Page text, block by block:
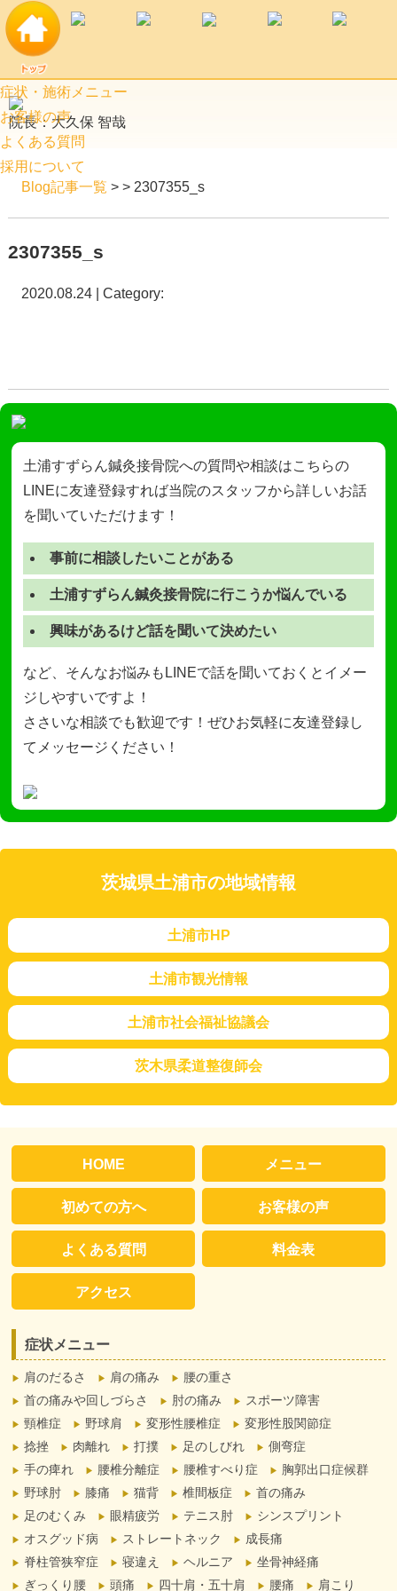
症状・施術メニュー
お客様の声
よくある質問
採用について
院長：大久保 智哉
Blog記事一覧 > > 2307355_s
2307355_s
2020.08.24 | Category:
土浦すずらん鍼灸接骨院への質問や相談はこちらの
LINEに友達登録すれば当院のスタッフから詳しいお話
を聞いていただけます！
事前に相談したいことがある
土浦すずらん鍼灸接骨院に行こうか悩んでいる
興味があるけど話を聞いて決めたい
など、そんなお悩みもLINEで話を聞いておくとイメー
ジしやすいですよ！
ささいな相談でも歓迎です！ぜひお気軽に友達登録し
てメッセージください！
茨城県土浦市の地域情報
土浦市HP
土浦市観光情報
土浦市社会福祉協議会
茨木県柔道整復師会
HOME メニュー
初めての方へ お客様の声
よくある質問 料金表
アクセス
症状メニュー
肩のだるさ 肩の痛み
腰の重さ
首の痛みや回しづらさ
肘の痛み
スポーツ障害
頸椎症
野球肩 変形性腰椎症
変形性股関節症
捻挫
肉離れ 打撲 足のしびれ
側弯症
手の痺れ
腰椎分離症 腰椎すべり症
胸郭出口症候群
野球肘
膝痛 猫背 椎間板症
首の痛み
足のむくみ
眼精疲労 テニス肘
シンスプリント
オスグッド病
ストレートネック
成長痛
脊柱管狭窄症
寝違え ヘルニア
坐骨神経痛
ぎっくり腰
頭痛 四十肩・五十肩 腰痛 肩こり